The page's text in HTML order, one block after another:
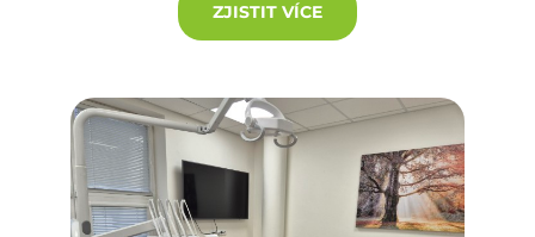
ZJISTIT VÍCE